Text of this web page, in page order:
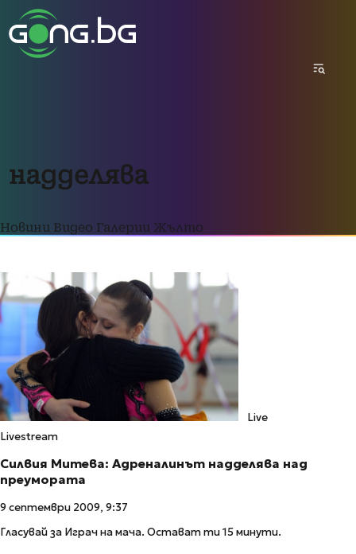
надделява
Новини Видео Галерии Жълто
Live
Livestream
Силвия Митева: Адреналинът надделява над
преумората
9 септември 2009, 9:37
Гласувай за Играч на мача. Остават ти 15 минути.